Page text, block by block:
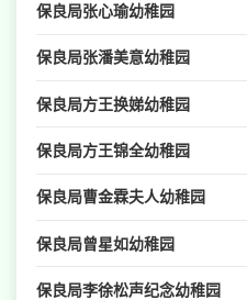
保良局张心瑜幼稚园
保良局张潘美意幼稚园
保良局方王换娣幼稚园
保良局方王锦全幼稚园
保良局曹金霖夫人幼稚园
保良局曾星如幼稚园
保良局李徐松声纪念幼稚园